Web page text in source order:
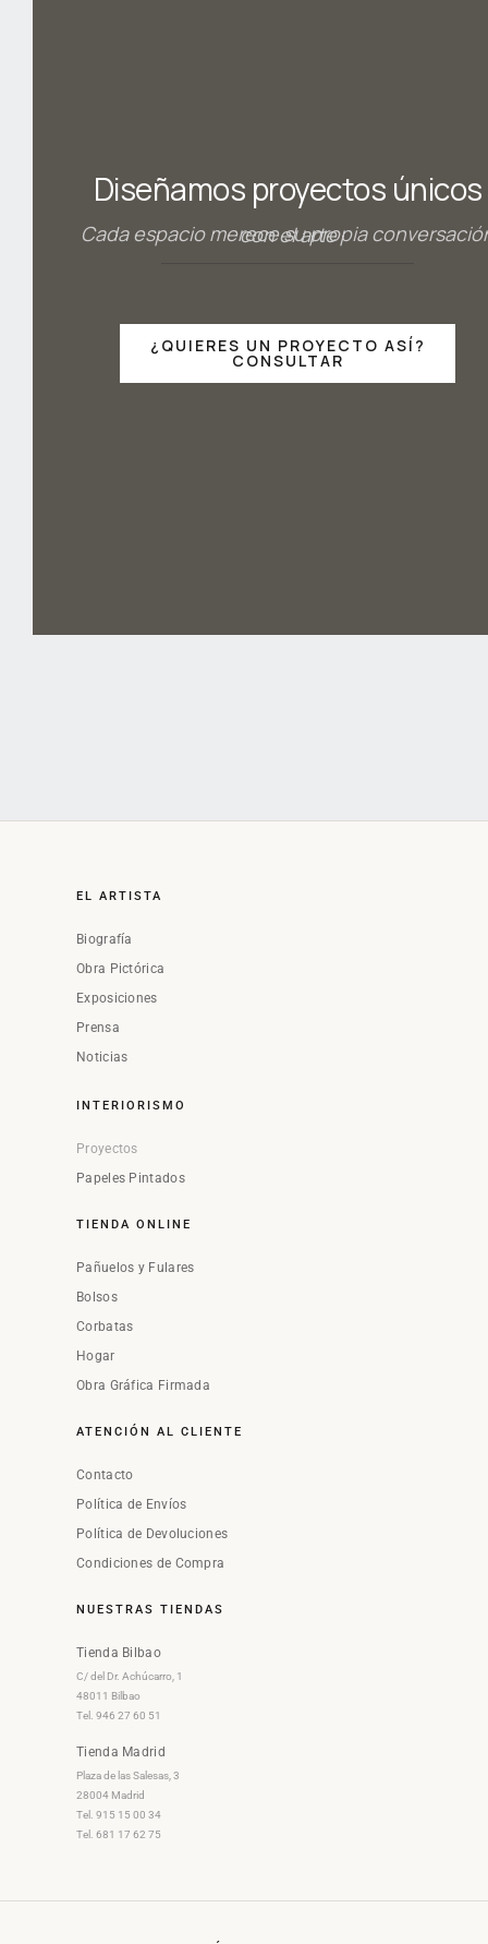
Diseñamos proyectos únicos
Cada espacio merece su propia conversación con el arte
¿QUIERES UN PROYECTO ASÍ?
CONSULTAR
EL ARTISTA
Biografía
Obra Pictórica
Exposiciones
Prensa
Noticias
INTERIORISMO
Proyectos
Papeles Pintados
TIENDA ONLINE
Pañuelos y Fulares
Bolsos
Corbatas
Hogar
Obra Gráfica Firmada
ATENCIÓN AL CLIENTE
Contacto
Política de Envíos
Política de Devoluciones
Condiciones de Compra
NUESTRAS TIENDAS
Tienda Bilbao
C/ del Dr. Achúcarro, 1
48011 Bilbao
Tel. 946 27 60 51
Tienda Madrid
Plaza de las Salesas, 3
28004 Madrid
Tel. 915 15 00 34
Tel. 681 17 62 75